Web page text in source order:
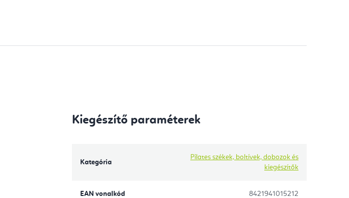
Kiegészítő paraméterek
Kategória
Pilates székek, boltívek, dobozok és
kiegészítők
EAN vonalkód 8421941015212